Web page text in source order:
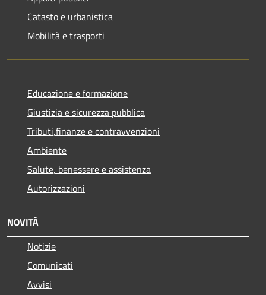
Catasto e urbanistica
Mobilità e trasporti
Educazione e formazione
Giustizia e sicurezza pubblica
Tributi,finanze e contravvenzioni
Ambiente
Salute, benessere e assistenza
Autorizzazioni
NOVITÀ
Notizie
Comunicati
Avvisi